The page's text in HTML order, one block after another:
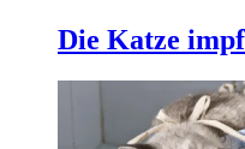
Die Katze